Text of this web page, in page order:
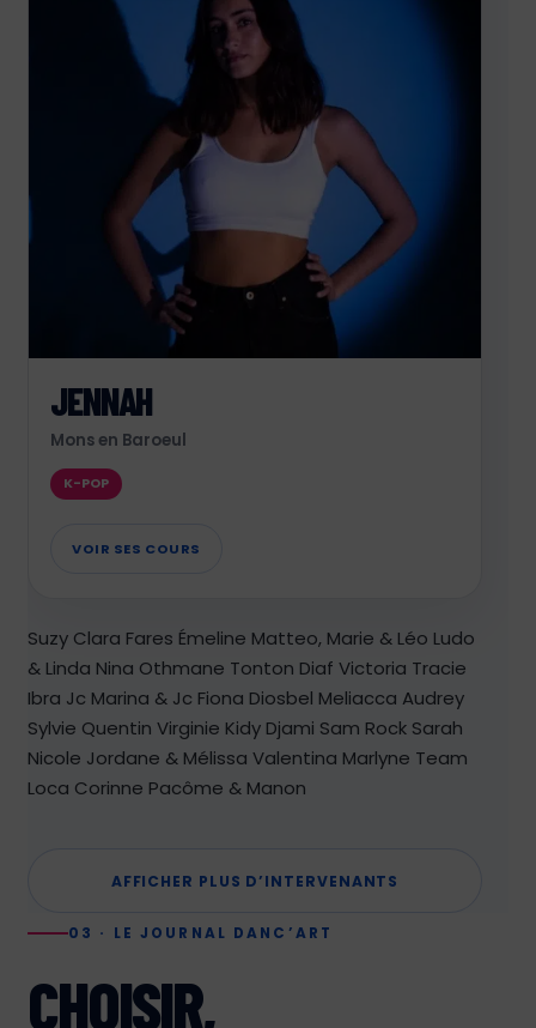
JENNAH
Mons en Baroeul
K-POP
VOIR SES COURS
Suzy Clara Fares Émeline Matteo, Marie & Léo Ludo
& Linda Nina Othmane Tonton Diaf Victoria Tracie
Ibra Jc Marina & Jc Fiona Diosbel Meliacca Audrey
Sylvie Quentin Virginie Kidy Djami Sam Rock Sarah
Nicole Jordane & Mélissa Valentina Marlyne Team
Loca Corinne Pacôme & Manon
AFFICHER PLUS D’INTERVENANTS
03 · LE JOURNAL DANC’ART
CHOISIR,